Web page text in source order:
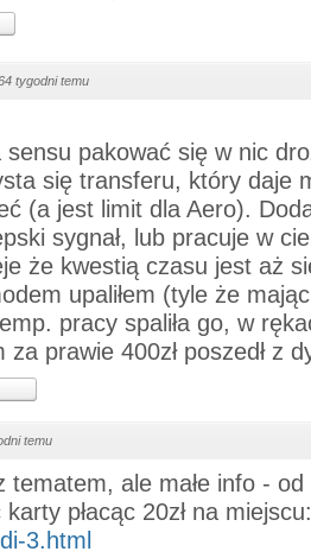
tygodni temu
sensu pakować się w nic
się transferu, który daje
(a jest limit dla Aero).
sygnał, lub pracuje w
że kwestią czasu jest aż
upaliłem (tyle że
pracy spaliła go, w
za prawie 400zł poszedł z
temu
tematem, ale małe info -
płacąc 20zł na miejscu:
3.html